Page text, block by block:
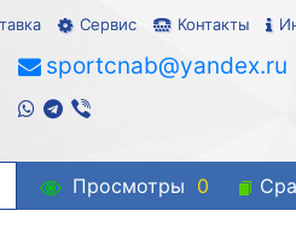
Сервис Контакты
sportcnab@yandex.ru
Просмотры 0